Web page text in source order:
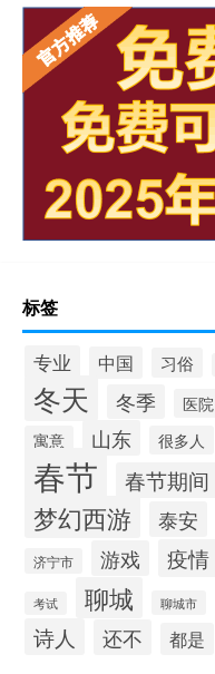
标签
专业 中国 习俗
冬天 冬季 医院
寓意 山东 很多人
春节 春节期间
梦幻西游 泰安
济宁市 游戏 疫情
考试 聊城 聊城市
诗人 还不 都是